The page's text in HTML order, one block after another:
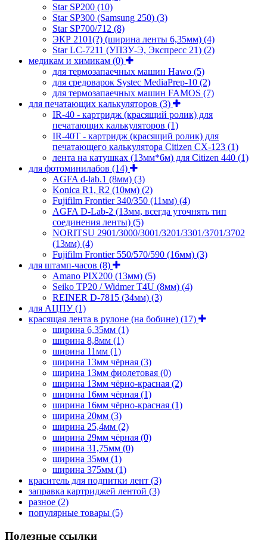
Star SP200 (10)
Star SP300 (Samsung 250) (3)
Star SP700/712 (8)
ЭКР 2101(?) (ширина ленты 6,35мм) (4)
Star LC-7211 (УПЗУ-Э, Экспресс 21) (2)
медикам и химикам (0)
для термозапаечных машин Hawo (5)
для средоварок Systec MediaPrep-10 (2)
для термозапаечных машин FAMOS (7)
для печатающих калькуляторов (3)
IR-40 - картридж (красящий ролик) для
печатающих калькуляторов (1)
IR-40T - картридж (красящий ролик) для
печатающего калькулятора Citizen CX-123 (1)
лента на катушках (13мм*6м) для Citizen 440 (1)
для фотоминилабов (14)
AGFA d-lab.1 (8мм) (3)
Konica R1, R2 (10мм) (2)
Fujifilm Frontier 340/350 (11мм) (4)
AGFA D-Lab-2 (13мм, всегда уточнять тип
соединения ленты) (5)
NORITSU 2901/3000/3001/3201/3301/3701/3702
(13мм) (4)
Fujifilm Frontier 550/570/590 (16мм) (3)
для штамп-часов (8)
Amano PIX200 (13мм) (5)
Seiko TP20 / Widmer T4U (8мм) (4)
REINER D-7815 (34мм) (3)
для АЦПУ(1)
красящая лента в рулоне (на бобине) (17)
ширина 6,35мм (1)
ширина 8,8мм (1)
ширина 11мм (1)
ширина 13мм чёрная (3)
ширина 13мм фиолетовая (0)
ширина 13мм чёрно-красная (2)
ширина 16мм чёрная (1)
ширина 16мм чёрно-красная (1)
ширина 20мм (3)
ширина 25,4мм (2)
ширина 29мм чёрная (0)
ширина 31,75мм (0)
ширина 35мм (1)
ширина 375мм (1)
краситель для подпитки лент (3)
заправка картриджей лентой (3)
разное (2)
популярные товары (5)
Полезные ссылки